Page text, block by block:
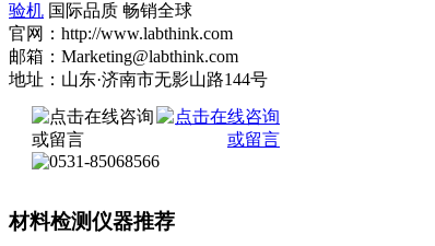
验机 国际品质 畅销全球
官网：http://www.labthink.com
邮箱：Marketing@labthink.com
地址：山东·济南市无影山路144号
材料检测仪器推荐